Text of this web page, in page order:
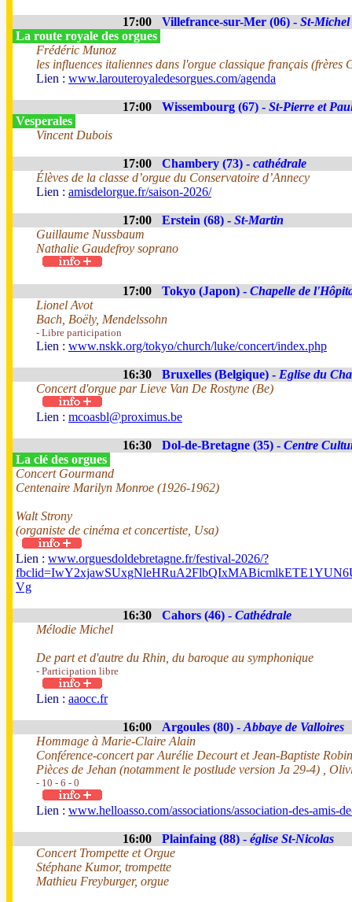
17:00 Villefrance-sur-Mer (06) - St-Michel
La route royale des orgues
Frédéric Munoz
les influences italiennes dans l'orgue classique français (frères
Lien : www.larouteroyaledesorgues.com/agenda
17:00 Wissembourg (67) - St-Pierre et
Vesperales
Vincent Dubois
17:00 Chambery (73) - cathédrale
Élèves de la classe d’orgue du Conservatoire d’Annecy
Lien : amisdelorgue.fr/saison-2026/
17:00 Erstein (68) - St-Martin
Guillaume Nussbaum
Nathalie Gaudefroy soprano
17:00 Tokyo (Japon) - Chapelle de
Lionel Avot
Bach, Boëly, Mendelssohn
- Libre participation
Lien : www.nskk.org/tokyo/church/luke/concert/index.php
16:30 Bruxelles (Belgique) - Eglise du
Concert d'orgue par Lieve Van De Rostyne (Be)
Lien : mcoasbl@proximus.be
16:30 Dol-de-Bretagne (35) - Centre
La clé des orgues
Concert Gourmand
Centenaire Marilyn Monroe (1926-1962)
Walt Strony
(organiste de cinéma et concertiste, Usa)
Lien : www.orguesdoldebretagne.fr/festival-2026/?
Vg
16:30 Cahors (46) - Cathédrale
Mélodie Michel
De part et d'autre du Rhin, du baroque au symphonique
- Participation libre
Lien : aaocc.fr
16:00 Argoules (80) - Abbaye de Valloires
Hommage à Marie-Claire Alain
Conférence-concert par Aurélie Decourt et Jean-Baptiste Robin
Pièces de Jehan (notamment le postlude version Ja 29-4) ,
- 10 - 6 - 0
Lien : www.helloasso.com/associations/association-des-amis-
16:00 Plainfaing (88) - église St-Nicolas
Concert Trompette et Orgue
Stéphane Kumor, trompette
Mathieu Freyburger, orgue